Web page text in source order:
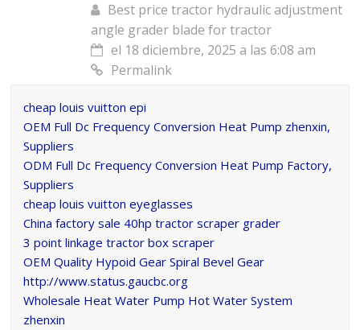
Best price tractor hydraulic adjustment
angle grader blade for tractor
el 18 diciembre, 2025 a las 6:08 am
Permalink
cheap louis vuitton epi
OEM Full Dc Frequency Conversion Heat Pump zhenxin,
Suppliers
ODM Full Dc Frequency Conversion Heat Pump Factory,
Suppliers
cheap louis vuitton eyeglasses
China factory sale 40hp tractor scraper grader
3 point linkage tractor box scraper
OEM Quality Hypoid Gear Spiral Bevel Gear
http://www.status.gaucbc.org
Wholesale Heat Water Pump Hot Water System
zhenxin